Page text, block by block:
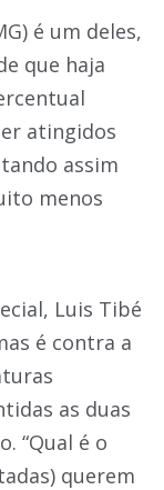
é um deles,
que haja
atingidos
assim
menos
Luis Tibé
é contra a
as duas
“Qual é o
querem